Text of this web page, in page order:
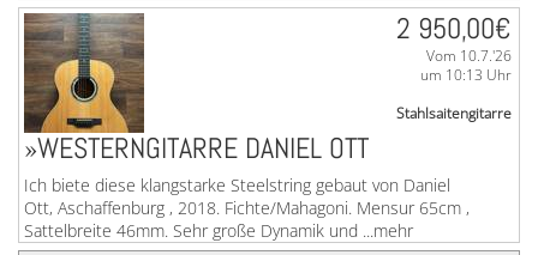
2 950,00€
Vom 10.7.'26
um 10:13 Uhr
Stahlsaitengitarre
»WESTERNGITARRE DANIEL OTT
Ich biete diese klangstarke Steelstring gebaut von Daniel
Ott, Aschaffenburg , 2018. Fichte/Mahagoni. Mensur 65cm ,
Sattelbreite 46mm. Sehr große Dynamik und ...mehr